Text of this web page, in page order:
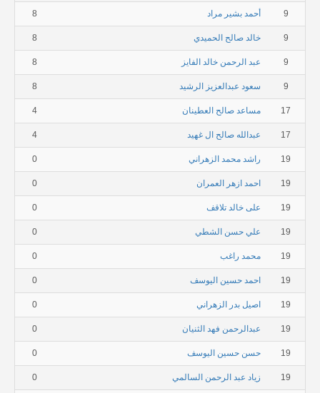
9 أحمد بشير مراد 8
9 خالد صالح الحميدي 8
9 عبد الرحمن خالد الفايز 8
9 سعود عبدالعزيز الرشيد 8
17 مساعد صالح العطينان 4
17 عبدالله صالح ال غهيد 4
19 راشد محمد الزهراني 0
19 احمد ازهر العمران 0
19 على خالد تلاقف 0
19 علي حسن الشطي 0
19 محمد راغب 0
19 احمد حسين اليوسف 0
19 اصيل بدر الزهراني 0
19 عبدالرحمن فهد الثنيان 0
19 حسن حسين اليوسف 0
19 زياد عبد الرحمن السالمي 0